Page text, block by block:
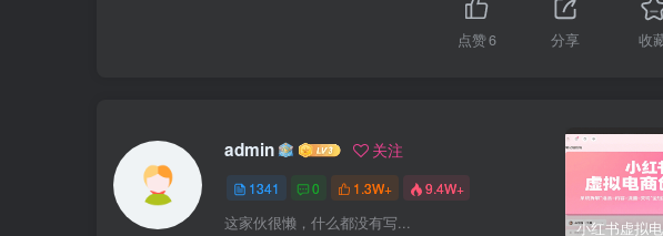
点赞6 分享 收
admin 关注
1341 0 1.3W+ 9.4W+
这家伙很懒，什么都没有写...